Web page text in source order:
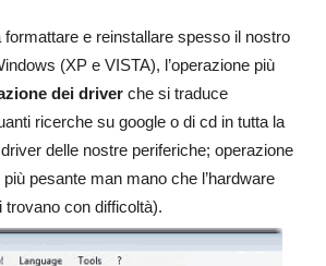
e reinstallare spesso il nostro
(XP e VISTA), l’operazione più
dei driver che si traduce
ricerche su google o di cd in tutta la
delle nostre periferiche; operazione
pesante man mano che l’hardware
con difficoltà).